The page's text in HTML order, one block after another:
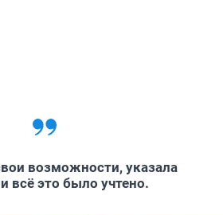
возможности, указала
всё это было учтено.